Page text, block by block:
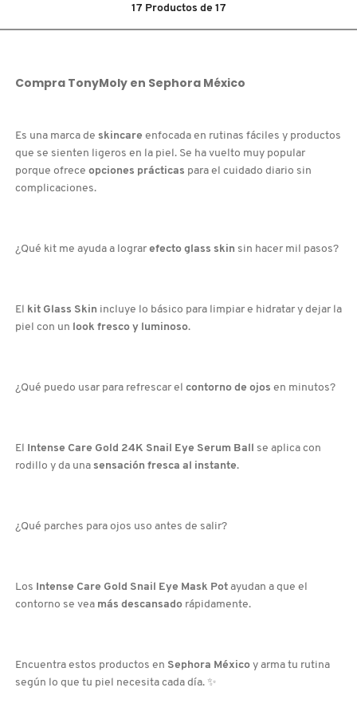
MURAD
NEST New York
OLLIE
ONE SIZE
PAI-SHAU
17 Productos de 17
Compra TonyMoly en Sephora México
Es una marca de skincare enfocada en rutinas fáciles y productos
que se sienten ligeros en la piel. Se ha vuelto muy popular
porque ofrece opciones prácticas para el cuidado diario sin
complicaciones.
¿Qué kit me ayuda a lograr efecto glass skin sin hacer mil pasos?
El kit Glass Skin incluye lo básico para limpiar e hidratar y dejar la
piel con un look fresco y luminoso.
¿Qué puedo usar para refrescar el contorno de ojos en minutos?
El Intense Care Gold 24K Snail Eye Serum Ball se aplica con
rodillo y da una sensación fresca al instante.
¿Qué parches para ojos uso antes de salir?
Los Intense Care Gold Snail Eye Mask Pot ayudan a que el
contorno se vea más descansado rápidamente.
Encuentra estos productos en Sephora México y arma tu rutina
según lo que tu piel necesita cada día. ✨